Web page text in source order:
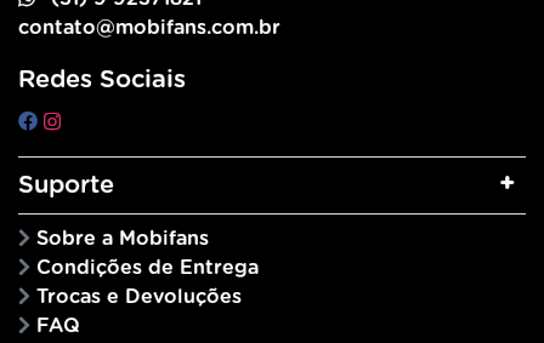
contato@mobifans.com.br
Redes Sociais
Suporte
Sobre a Mobifans
Condições de Entrega
Trocas e Devoluções
FAQ